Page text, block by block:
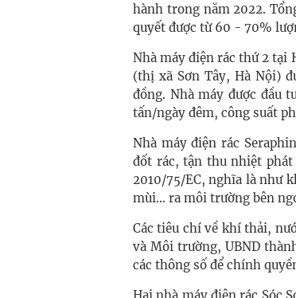
hành trong năm 2022.
quyết được từ 60 - 70%
Nhà máy điện rác thứ 2 tại
(thị xã Sơn Tây, Hà Nội)
đồng. Nhà máy được đầu
tấn/ngày đêm, công suất
Nhà máy điện rác
đốt rác, tận thu nhiệt
2010/75/EC, nghĩa là như
mùi... ra môi trường bên
Các tiêu chí về khí thải,
và Môi trường, UBND
các thông số để chính